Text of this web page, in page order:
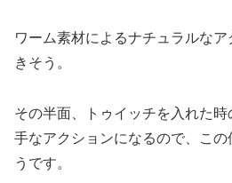
ワーム素材によるナチュラルな
きそう。
その半面、トゥイッチを入れた
手なアクションになるので、こ
うです。